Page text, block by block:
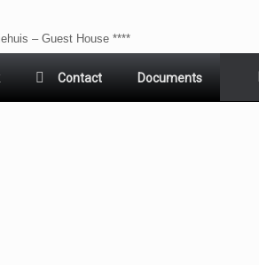
– Guest House ****
Contact Documents